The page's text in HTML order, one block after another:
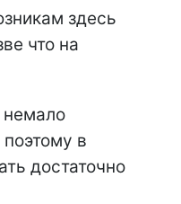
здесь
что на
в
достаточно